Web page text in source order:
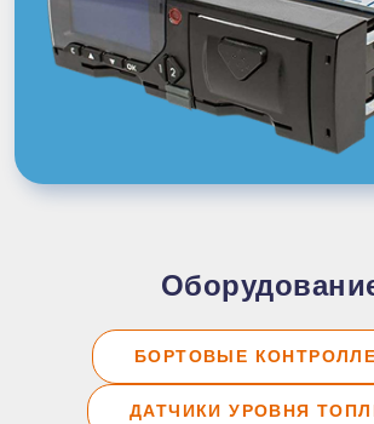
БОРТОВЫЕ
ДАТЧИКИ УРОВНЯ